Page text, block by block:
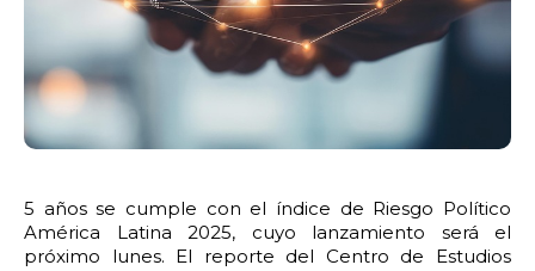
5 años se cumple con el índice de Riesgo Político
América Latina 2025, cuyo lanzamiento será el
próximo lunes. El reporte del Centro de Estudios